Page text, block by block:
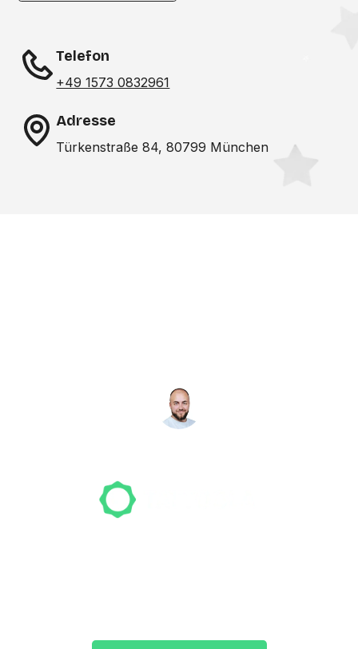
Telefon
+49 1573 0832961
Adresse
Türkenstraße 84, 80799 München